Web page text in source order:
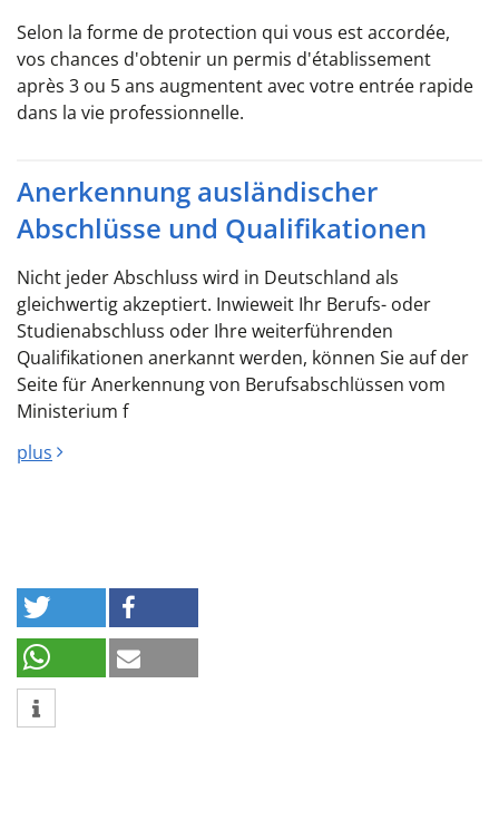
Selon la forme de protection qui vous est accordée,
vos chances d'obtenir un permis d'établissement
après 3 ou 5 ans augmentent avec votre entrée rapide
dans la vie professionnelle.
Anerkennung ausländischer
Abschlüsse und Qualifikationen
Nicht jeder Abschluss wird in Deutschland als
gleichwertig akzeptiert. Inwieweit Ihr Berufs- oder
Studienabschluss oder Ihre weiterführenden
Qualifikationen anerkannt werden, können Sie auf der
Seite für Anerkennung von Berufsabschlüssen vom
Ministerium f
plus